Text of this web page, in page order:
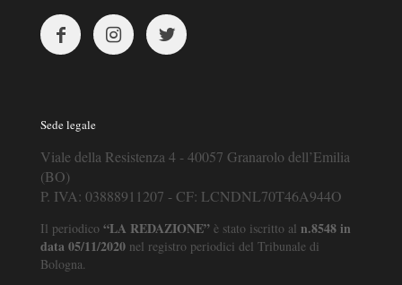
Sede legale
Viale della Resistenza 4 - 40057 Granarolo dell’Emilia
(BO)
P. IVA: 03888911207 - CF: LCNDNL70T46A944O
Il periodico “LA REDAZIONE” è stato iscritto al n.8548 in
data 05/11/2020 nel registro periodici del Tribunale di
Bologna.